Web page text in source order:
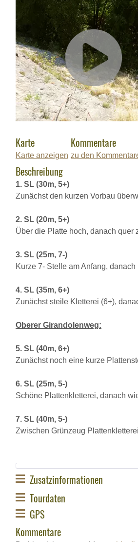
Karte
Karte anzeigen
Kommentare
zu den
Beschreibung
1. SL (30m, 5+)
Zunächst den kurzen Vorbau
2. SL (20m, 5+)
Über die Platte hoch, danach quer
3. SL (25m, 7-)
Kurze 7- Stelle am Anfang,
4. SL (35m, 6+)
Zunächst steile Kletterei (6+),
Oberer Girandolenweg:
5. SL (40m, 6+)
Zunächst noch eine kurze
6. SL (25m, 5-)
Schöne Plattenkletterei, danach
7. SL (40m, 5-)
Zwischen Grünzeug
Zusatzinformationen
Tourdaten
GPS
Kommentare